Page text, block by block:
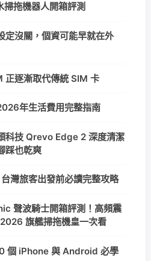
拖機器人開箱評測
定沒關，個資可能早就在外
正逐漸取代傳統 SIM 卡
年生活費用完整指南
科技 Qrevo Edge 2 深度清潔
踩也乾爽
灣旅客出發前必讀完整攻略
聲波騎士開箱評測！高頻震
旗艦掃拖機皇一次看
個 iPhone 與 Android 必學